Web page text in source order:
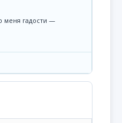
меня гадости —